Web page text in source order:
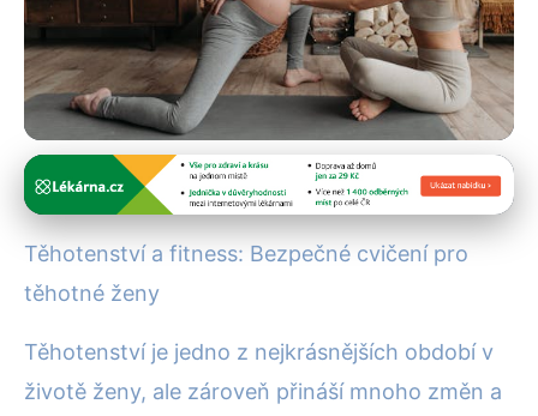
Zdravé těhotenství
Bezpečné Fitness Tipy pro
Těhotné: Zdraví Matky a Dítěte
Těhotenství a fitness: Bezpečné cvičení pro
těhotné ženy
Těhotenství je jedno z nejkrásnějších období v
životě ženy, ale zároveň přináší mnoho změn a